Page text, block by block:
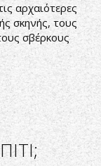
αρχαιότερες
σκηνής, τους
σβέρκους